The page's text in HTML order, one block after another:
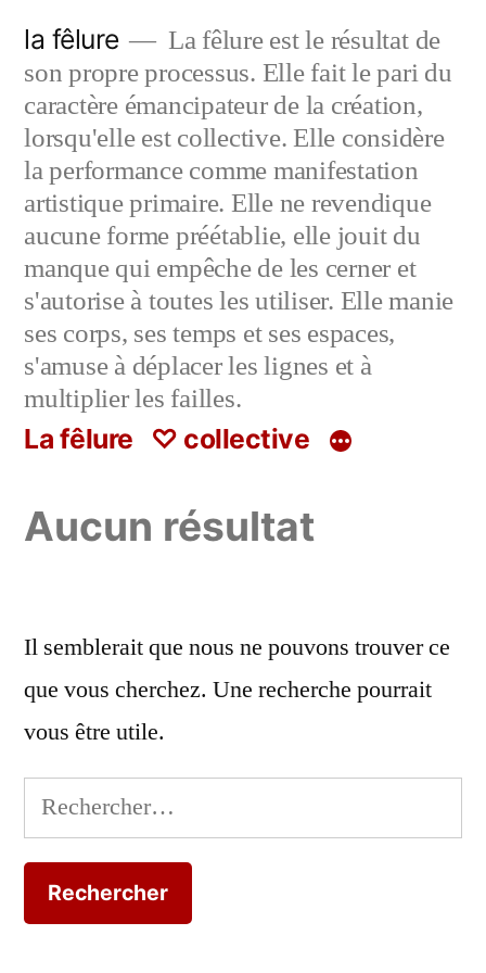
contenu
la fêlure
La fêlure est le résultat de
son propre processus. Elle fait le pari du
caractère émancipateur de la création,
lorsqu'elle est collective. Elle considère
la performance comme manifestation
artistique primaire. Elle ne revendique
aucune forme préétablie, elle jouit du
manque qui empêche de les cerner et
s'autorise à toutes les utiliser. Elle manie
ses corps, ses temps et ses espaces,
s'amuse à déplacer les lignes et à
multiplier les failles.
La fêlure ♡ collective
Aucun résultat
Il semblerait que nous ne pouvons trouver ce
que vous cherchez. Une recherche pourrait
vous être utile.
Rechercher :